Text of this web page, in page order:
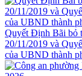
Quyết Định Bãi bỏ
20/11/2019 và
của UBND thành